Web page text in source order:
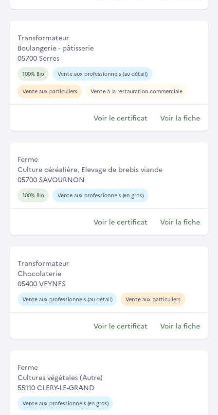
Transformateur
Boulangerie - pâtisserie
05700 Serres
100% Bio Vente aux professionnels (au détail)
Vente aux particuliers Vente à la restauration commerciale
Voir le certificat Voir la fiche
Ferme
Culture céréalière, Elevage de brebis viande
05700 SAVOURNON
100% Bio Vente aux professionnels (en gros)
Voir le certificat Voir la fiche
Transformateur
Chocolaterie
05400 VEYNES
Vente aux professionnels (au détail) Vente aux particuliers
Voir le certificat Voir la fiche
Ferme
Cultures végétales (Autre)
55110 CLERY-LE-GRAND
Vente aux professionnels (en gros)